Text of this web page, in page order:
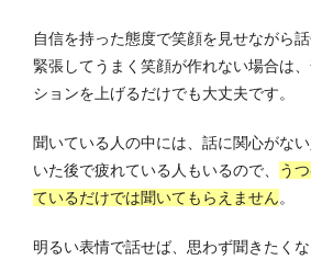
自信を持った態度で笑顔を見せながら話
緊張してうまく笑顔が作れない場合は
ションを上げるだけでも大丈夫です。
聞いている人の中には、話に関心がな
いた後で疲れている人もいるので、
う
ているだけでは聞いてもらえません。
明るい表情で話せば、思わず聞きたく